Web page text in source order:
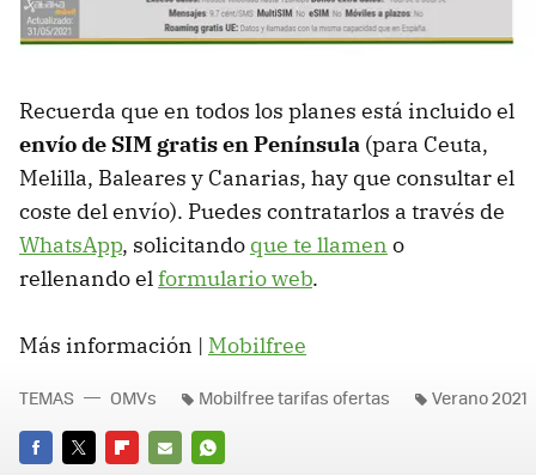
Recuerda que en todos los planes está incluido el
envío de SIM gratis en Península (para Ceuta,
Melilla, Baleares y Canarias, hay que consultar el
coste del envío). Puedes contratarlos a través de
WhatsApp, solicitando que te llamen o
rellenando elformulario web.
Más información | Mobilfree
TEMAS OMVs Mobilfree tarifas ofertas Verano 2021